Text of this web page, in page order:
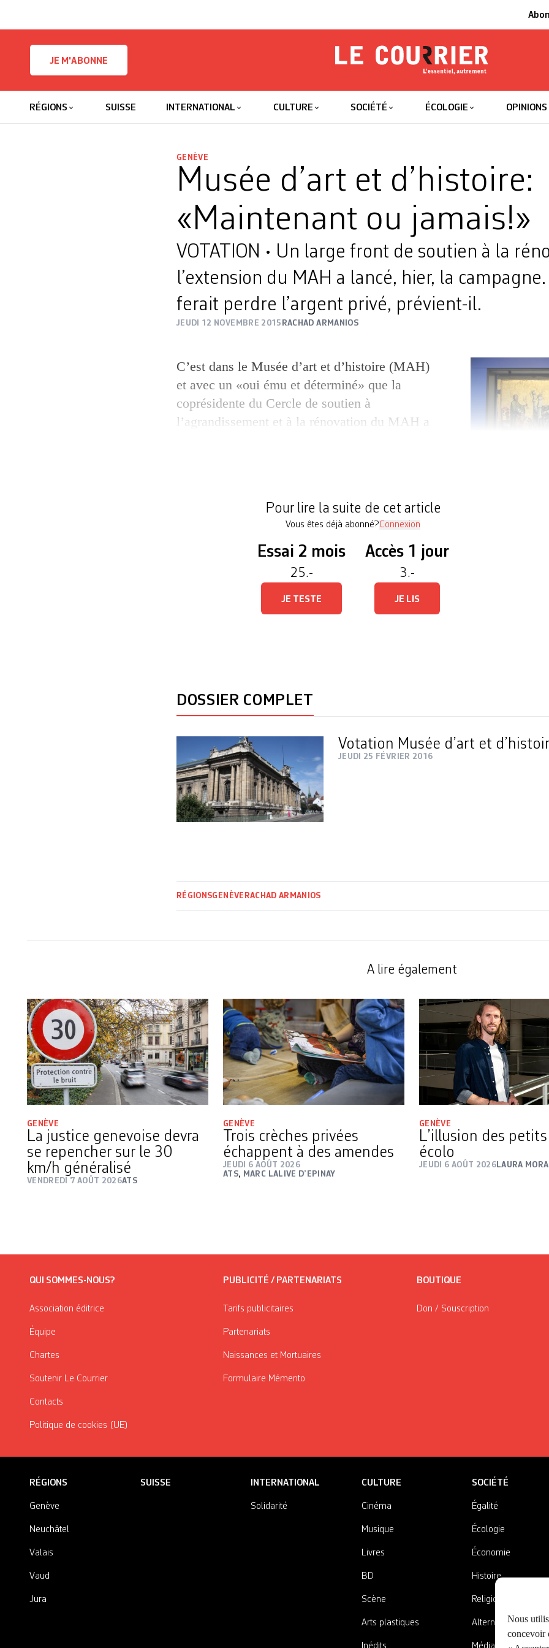
Nous
concevoir
JE M'ABONNE
Le Courrier
RÉGIONS SUISSE INTERNATIONAL CULTURE SOCIÉTÉ ÉCOLOGIE OPINIONS
GENÈVE
Musée d’art et d’histoire:
«Maintenant ou jamais!»
VOTATION • Un large front de soutien à la
l’extension du MAH a lancé, hier, la
ferait perdre l’argent privé, prévient-il.
JEUDI 12 NOVEMBRE 2015 RACHAD ARMANIOS
C’est dans le Musée d’art et d’histoire (MAH)
et avec un «oui ému et déterminé» que la
coprésidente du Cercle de soutien à
l’agrandissement et à la rénovation du MAH a
Pour lire la suite de cet article
Vous êtes déjà abonné?Connexion
Essai 2 mois
25.-
JE TESTE
Accès 1 jour
3.-
JE LIS
DOSSIER COMPLET
Votation Musée d’art et
JEUDI 25 FÉVRIER 2016
RÉGIONSGENÈVE RACHAD ARMANIOS
A lire également
GENÈVE
La justice genevoise devra
se repencher sur le 30
km/h généralisé
VENDREDI 7 AOÛT 2026ATS
GENÈVE
Trois crèches privées
échappent à des amendes
JEUDI 6 AOÛT 2026
ATS, MARC LALIVE D’EPINAY
GENÈVE
L’illusion des
écolo
JEUDI 6 AOÛT 2026LAURA
QUI SOMMES-NOUS?
Association éditrice
Équipe
Chartes
Soutenir Le Courrier
Contacts
Politique de cookies (UE)
PUBLICITÉ / PARTENARIATS
Tarifs publicitaires
Partenariats
Naissances et Mortuaires
Formulaire Mémento
BOUTIQUE
Don / Souscription
RÉGIONS
Genève
Neuchâtel
Valais
Vaud
Jura
SUISSE INTERNATIONAL
Solidarité
CULTURE
Cinéma
Musique
Livres
BD
Scène
Arts plastiques
SOCIÉTÉ
Égalité
Écologie
Économie
Histoire
Religions
Alternatives